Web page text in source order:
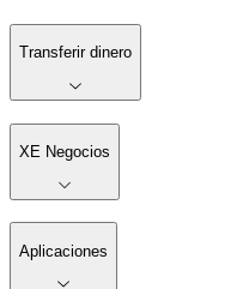
Transferir dinero
XE Negocios
Aplicaciones